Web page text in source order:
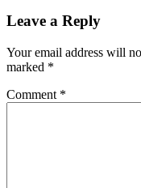
Leave a Reply
Your email address will
marked *
Comment *